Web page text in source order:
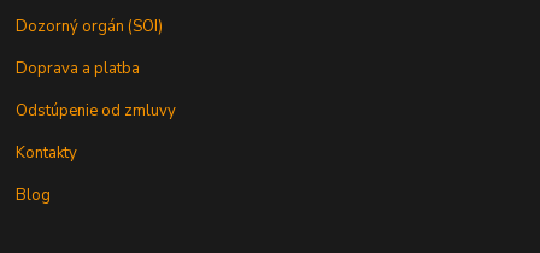
Dozorný orgán (SOI)
Doprava a platba
Odstúpenie od zmluvy
Kontakty
Blog